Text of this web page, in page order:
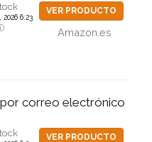
6:23
VER PRODUCTO
Amazon.es
correo electrónico
VER PRODUCTO